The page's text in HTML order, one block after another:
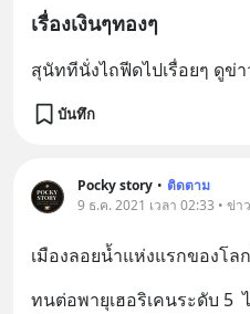
เรื่องเงินๆทองๆ
สุนัททีนั่งไถฟีดไปเรื่อยๆ ดูข่
บันทึก
Pocky story • ติดตาม
9 ธ.ค. 2021 เวลา 02:33 • ข่า
เมืองลอยน้ำแห่งแรกของโล
ทนต่อพายุเฮอริเคนระดับ 5